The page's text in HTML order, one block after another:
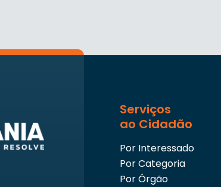
Serviços
ao Cidadão
Por Interessado
Por Categoria
Por Órgão